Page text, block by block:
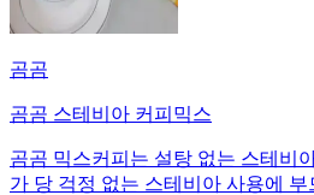
곰곰
곰곰 스테비아 커피믹스
곰곰 믹스커피는 설탕 없는 스테비
가 당 걱정 없는 스테비아 사용에